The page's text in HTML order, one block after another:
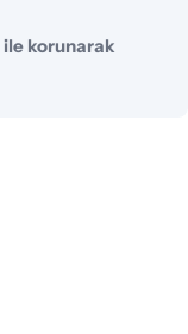
ile korunarak